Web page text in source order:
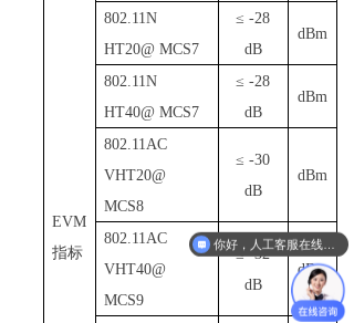
EVM
指标
802.11N
HT20@ MCS7
≤ -28
dB
dBm
802.11N
HT40@ MCS7
≤ -28
dB
dBm
802.11AC
VHT20@
MCS8
≤ -30
dB
dBm
802.11AC
VHT40@
MCS9
≤-32
dB
dBm
你好，人工客服在线吗？
你好，咱们产品可以定制吗？我们这边有定制需求。